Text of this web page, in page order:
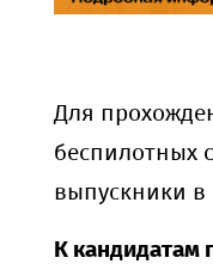
Для
беспилотных
выпускники в
К кандидатам